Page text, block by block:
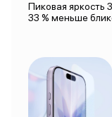
Пиковая яркость
33 % меньше